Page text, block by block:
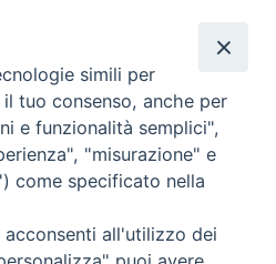
PASTORALE 2025-2026
simili per
tuo consenso, anche per
e funzionalità semplici",
"misurazione" e
come specificato nella
all'utilizzo dei